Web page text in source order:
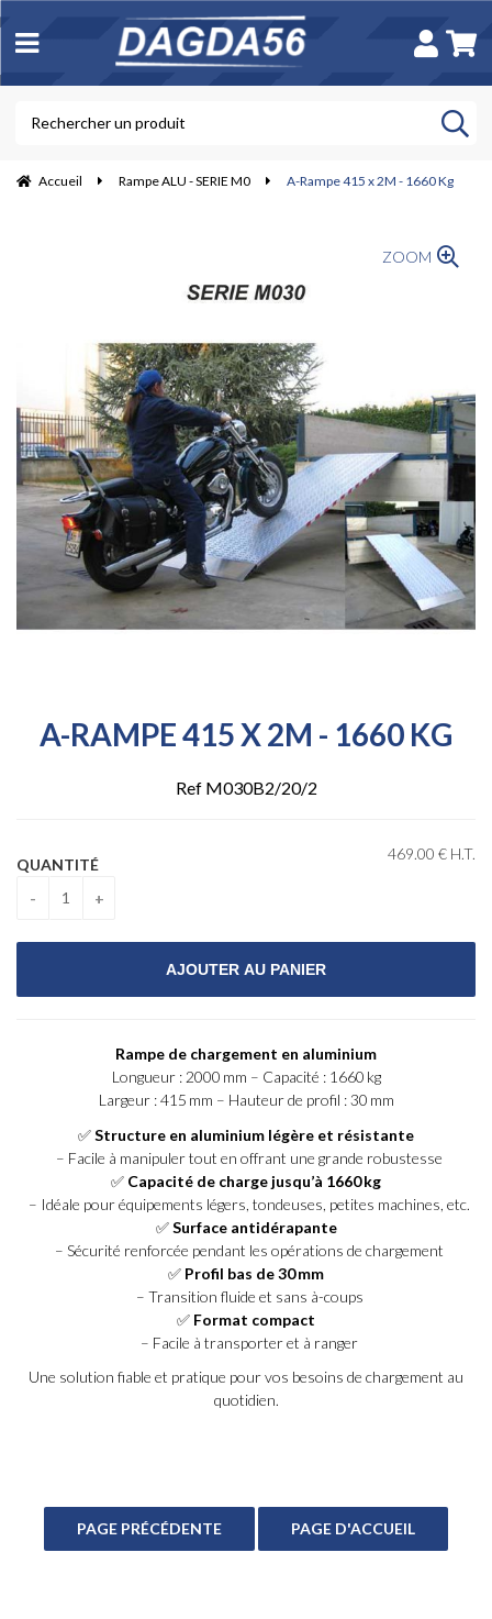
Accueil Rampe ALU - SERIE M0 A-Rampe 415 x 2M - 1660 Kg
ZOOM
A-RAMPE 415 X 2M - 1660 KG
Ref M030B2/20/2
469.00 € H.T.
QUANTITÉ
Rampe de chargement en aluminium
Longueur : 2000 mm – Capacité : 1660 kg
Largeur : 415 mm – Hauteur de profil : 30 mm
✅Structure en aluminium légère et résistante
– Facile à manipuler tout en offrant une grande robustesse
✅ Capacité de charge jusqu’à 1660 kg
– Idéale pour équipements légers, tondeuses, petites machines, etc.
✅Surface antidérapante
– Sécurité renforcée pendant les opérations de chargement
✅ Profil bas de 30 mm
– Transition fluide et sans à-coups
✅ Format compact
– Facile à transporter et à ranger
Une solution fiable et pratique pour vos besoins de chargement au
quotidien.